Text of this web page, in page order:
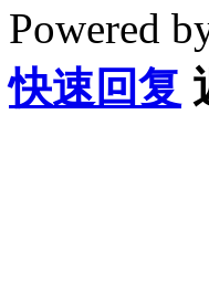
Powered
快速回复